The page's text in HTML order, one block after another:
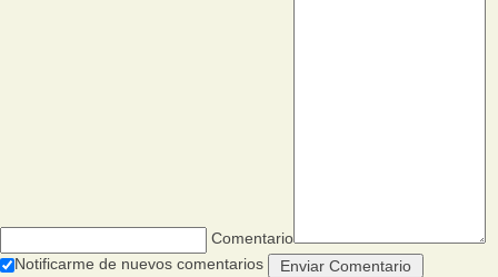
Comentario
Notificarme de nuevos comentarios